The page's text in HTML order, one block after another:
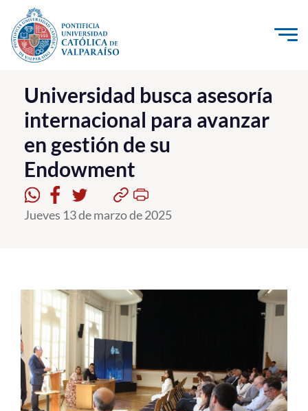
Click acá para ir directamente al contenido
La Universidad
Investigación, Creación e Innovación
PUCV Internacional
Vinculación con el Medio
Admisión
Formación Continua
Estudiantes
Académicos
Funcionarios
Universidad busca asesoría
internacional para avanzar
en gestión de su
Endowment
Jueves 13 de marzo de 2025